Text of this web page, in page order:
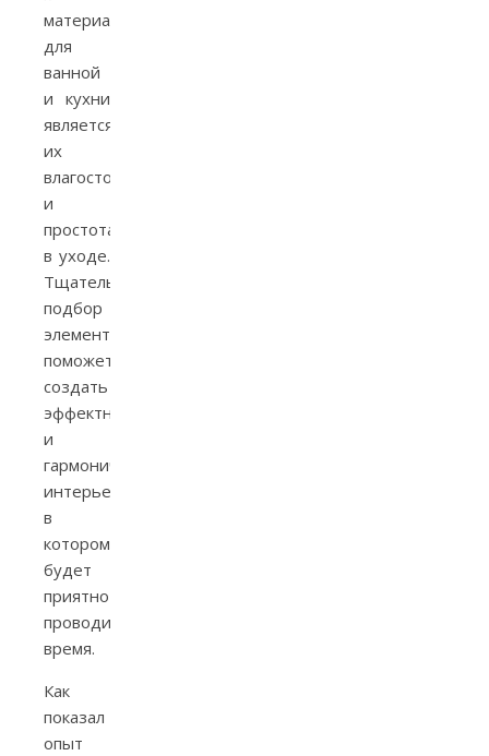
материалам
для
ванной
и кухни
является
их
влагостойкость
и
простота
в уходе.
Тщательный
подбор
элементов
поможет
создать
эффектный
и
гармоничный
интерьер,
в
котором
будет
приятно
проводить
время.
Как
показал
опыт